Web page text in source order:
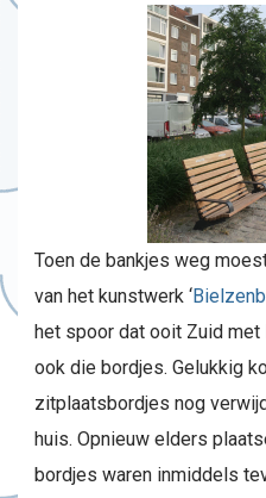
Toen de bankjes weg
van het kunstwerk ‘
het spoor dat ooit Zuid met
ook die bordjes. Gelukkig
zitplaatsbordjes nog
huis. Opnieuw elders
bordjes waren inmiddels